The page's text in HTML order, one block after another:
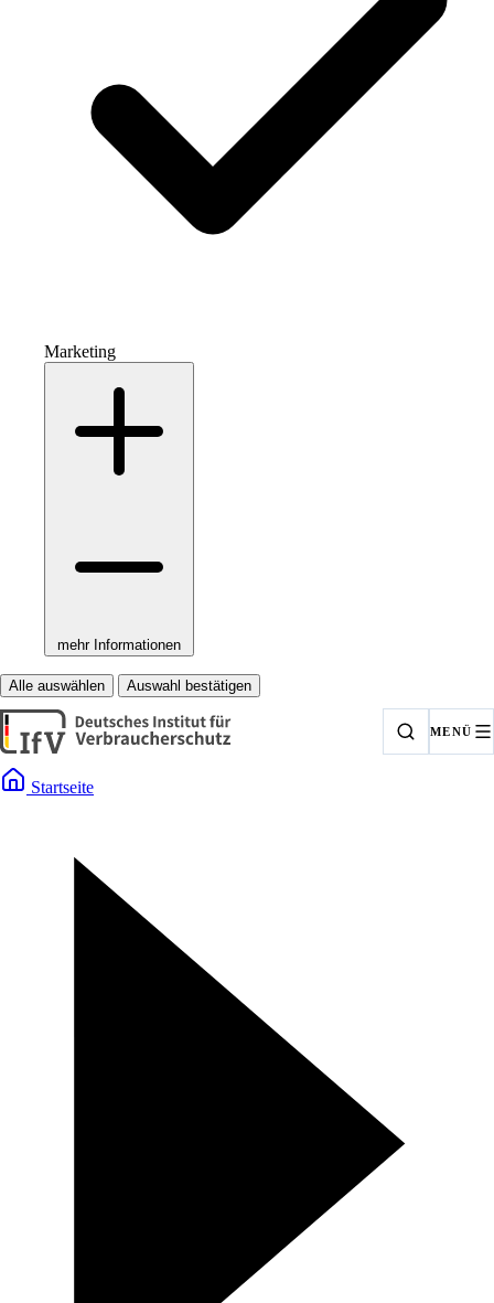
Marketing
mehr Informationen
Alle auswählen Auswahl bestätigen
MENÜ
Startseite